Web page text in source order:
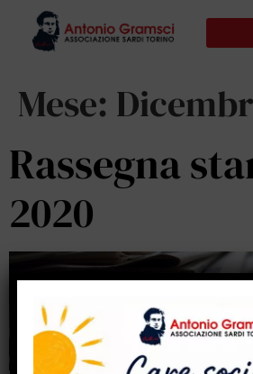
Mese:
Rassegna
2020